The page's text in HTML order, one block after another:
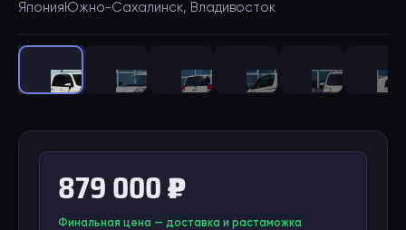
Япония Южно-Сахалинск, Владивосток
879 000 ₽
Финальная цена — доставка и растаможка